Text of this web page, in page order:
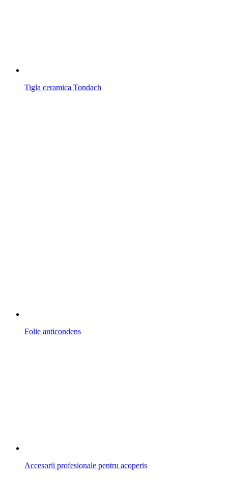
Tigla ceramica Tondach
Folie anticondens
Accesorii profesionale pentru acoperis